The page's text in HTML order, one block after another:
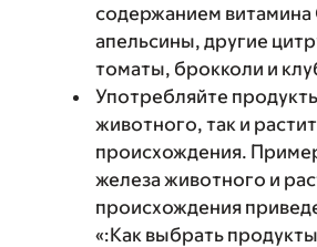
содержанием
апельсины, другие
томаты, брокколи и
Употребляйте
животного, так и
происхождения.
железа животного и
происхождения
«‎:Как выбрать